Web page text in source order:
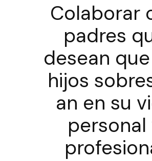
Colaborar
padres
desean
hijos
an en su
personal